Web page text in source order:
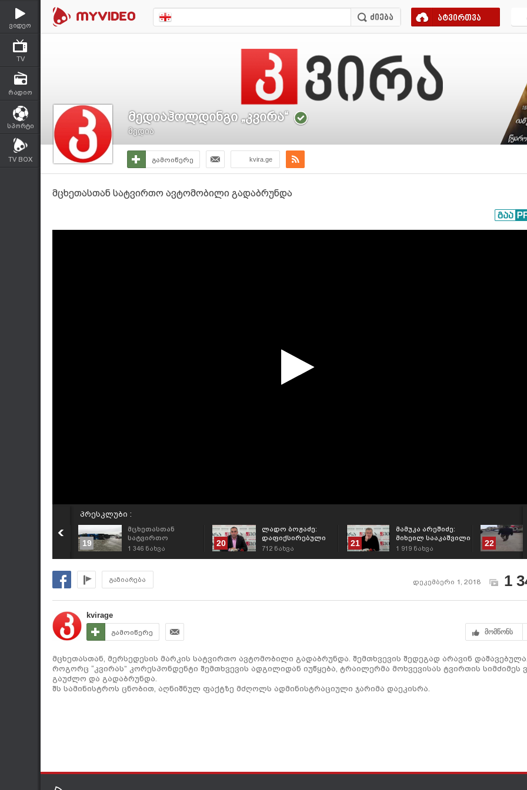
ვიდეო
TV
რადიო
სპორტი
TV BOX
ატვირთვა
მედიაჰოლდინგი „კვირა“
მედია
გამოიწერე kvira.ge
მცხეთასთან სატვირთო ავტომობილი გადაბრუნდა
პრესკლუბი :
სააკაშვილი
თემურ ალასანია
19
მცხეთასთან
სატვირთო
ავტომობილი
1 346 ნახვა
20
ლადო ბოჟაძე:
დაფიქსირებული
ხარვეზები
712 ნახვა
21
მამუკა არეშიძე:
მიხეილ სააკაშვილი
რეალობას
ქვეყანაში რა ხდება
1 919 ნახვა
22
გაზიარება დეკემბერი 1, 2018 1
kvirage
გამოიწერე მომწონს
მცხეთასთან, მერსედესის მარკის სატვირთო ავტომობილი გადაბრუნდა. შემთხვევის შედეგად არავინ დაშავებულა.
როგორც “კვირას” კორესპონდენტი შემთხვევის ადგილიდან იუწყება, ტრაილერმა მოხვევისას ტვირთის სიმძიმეს
გაუძლო და გადაბრუნდა.
შს სამინისტროს ცნობით, აღნიშნულ ფაქტზე მძღოლს ადმინისტრაციული ჯარიმა დაეკისრა.